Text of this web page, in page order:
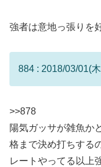
強者は意地っ張りを
884 : 2018/03/01(
>>878
陽気ガッサが雑魚か
格まで決め打ちする
レートやってる以上